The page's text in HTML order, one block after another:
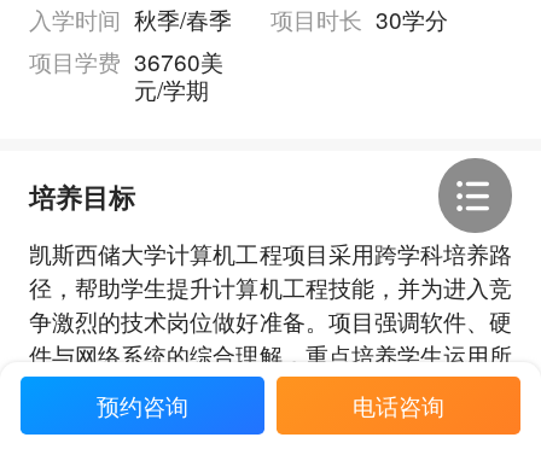
入学时间 秋季/春季 项目时长 30学分
项目学费 36760美
元/学期
培养目标
凯斯西储大学计算机工程项目采用跨学科培养路
径，帮助学生提升计算机工程技能，并为进入竞
争激烈的技术岗位做好准备。项目强调软件、硬
件与网络系统的综合理解，重点培养学生运用所
学知识应对行业中的现实问题的能力。
项目还鼓励学生在研究实验室和持续合作项目中
预约咨询 电话咨询